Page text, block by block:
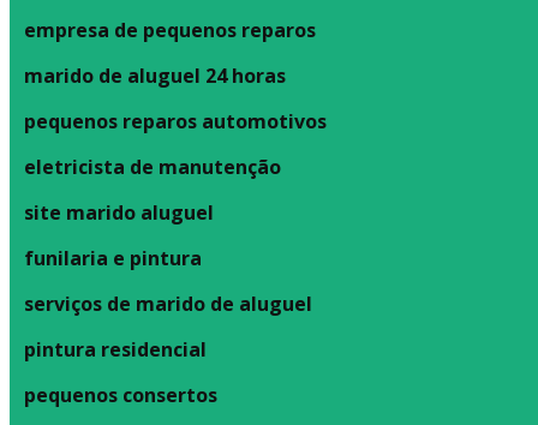
empresa de pequenos reparos
marido de aluguel 24 horas
pequenos reparos automotivos
eletricista de manutenção
site marido aluguel
funilaria e pintura
serviços de marido de aluguel
pintura residencial
pequenos consertos